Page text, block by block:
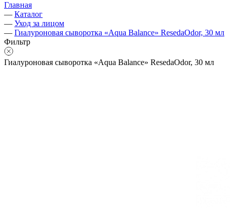
Главная
— Каталог
— Уход за лицом
— Гиалуроновая сыворотка «Aqua Balance» ResedaOdor, 30 мл
Фильтр
Гиалуроновая сыворотка «Aqua Balance» ResedaOdor, 30 мл